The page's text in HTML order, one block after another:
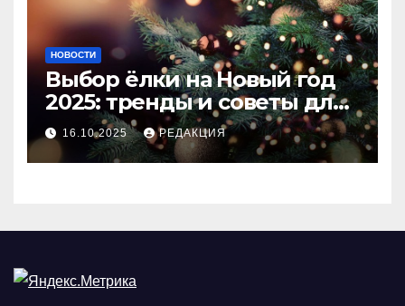
НОВОСТИ
Выбор ёлки на Новый год
2025: тренды и советы для
идеального праздника
16.10.2025 РЕДАКЦИЯ